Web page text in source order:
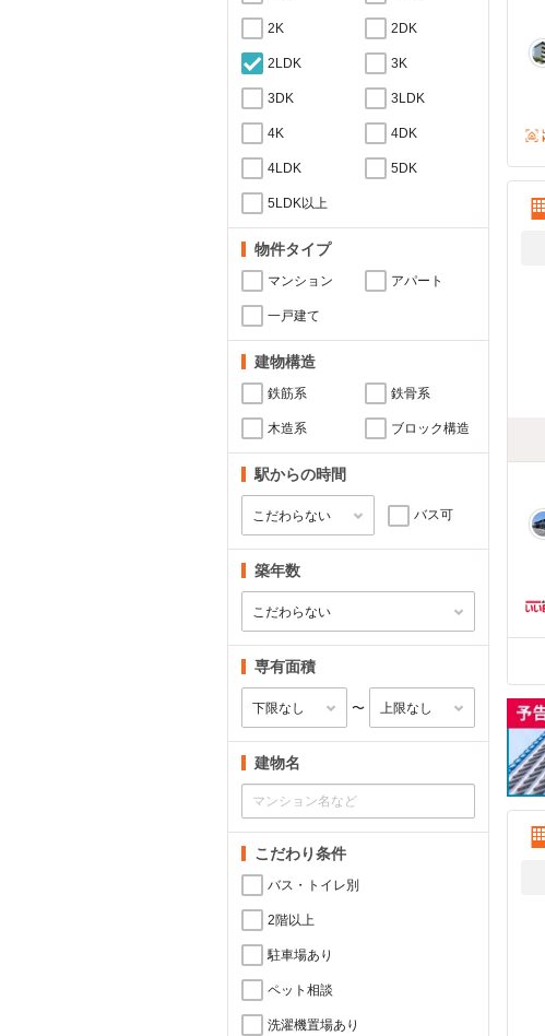
2K 2DK
2LDK 3K
3DK 3LDK
4K 4DK
4LDK 5DK
5LDK以上
物件タイプ
マンション アパート
一戸建て
建物構造
鉄筋系 鉄骨系
木造系 ブロック構造
駅からの時間
バス可
築年数
専有面積
〜
建物名
こだわり条件
バス・トイレ別
2階以上
駐車場あり
ペット相談
洗濯機置場あり